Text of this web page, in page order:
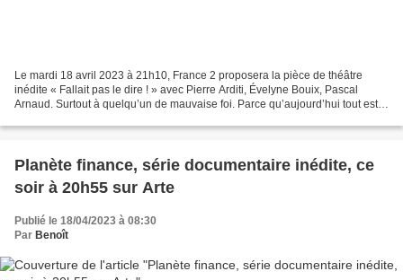
Le mardi 18 avril 2023 à 21h10, France 2 proposera la pièce de théâtre
inédite « Fallait pas le dire ! » avec Pierre Arditi, Évelyne Bouix, Pascal
Arnaud. Surtout à quelqu’un de mauvaise foi. Parce qu’aujourd’hui tout est
Planète finance, série documentaire inédite, ce
soir à 20h55 sur Arte
Publié le 18/04/2023 à 08:30
Par Benoît